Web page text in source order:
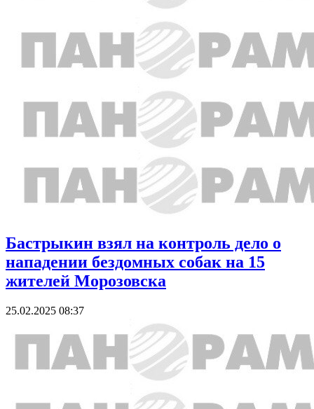
Бастрыкин взял на контроль дело о
нападении бездомных собак на 15
жителей Морозовска
25.02.2025 08:37